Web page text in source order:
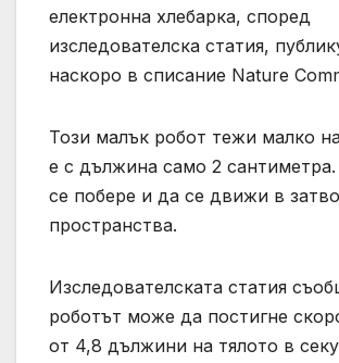
електронна хлебарка, според
изследователска статия,
наскоро в списание Nature
Този малък робот тежи малко
е с дължина само 2
се побере и да се движи в
пространства.
Изследователската статия
роботът може да постигне
от 4,8 дължини на тялото в